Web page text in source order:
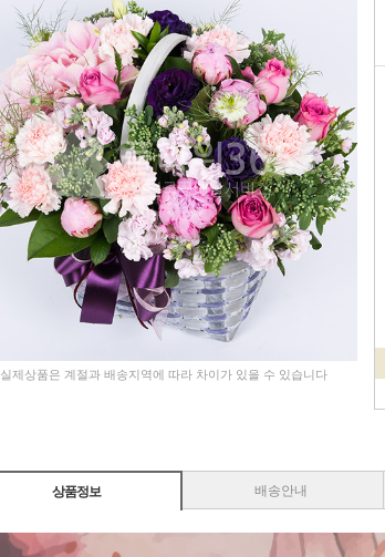
실제상품은 계절과 배송지역에 따라 차이가 있을 수 있습니다
상품정보 배송안내